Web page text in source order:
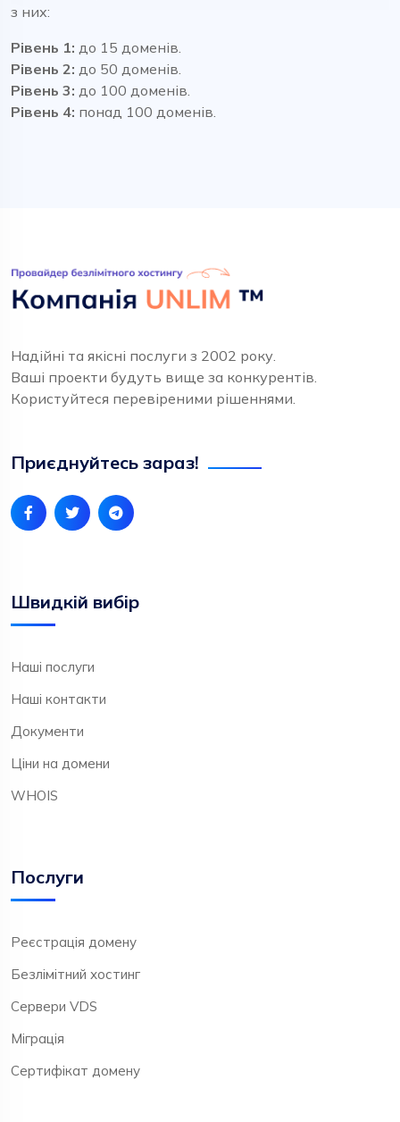
з них:
Рівень 1: до 15 доменів.
Рівень 2: до 50 доменів.
Рівень 3: до 100 доменів.
Рівень 4: понад 100 доменів.
Надійні та якісні послуги з 2002 року.
Ваші проекти будуть вище за конкурентів.
Користуйтеся перевіреними рішеннями.
Приєднуйтесь зараз!
Швидкій вибір
Наші послуги
Наші контакти
Документи
Ціни на домени
WHOIS
Послуги
Реєстрація домену
Безлімітний хостинг
Сервери VDS
Міграція
Сертифікат домену